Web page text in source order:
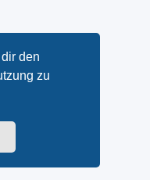
den
zu